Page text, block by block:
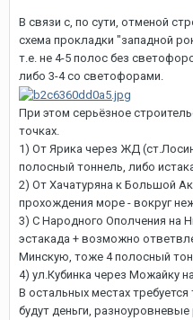
В связи с, по сути, отменой
схема прокладки "западной
т.е. не 4-5 полос без
либо 3-4 со светофорами.
При этом серьёзное
точках.
1) От Ярика через ЖД
полосный тоннель, либо
2) От Хачатуряна к Большой
прохождения море - вокруг
3) С Народного Ополчения на
эстакада + возможно
Минскую, тоже 4 полосный
4) ул.Кубинка через Можайку
В остальных местах
будут деньги, разноуровневые